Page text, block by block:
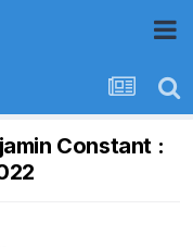
Constant :